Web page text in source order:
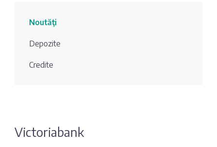
bancher
Fotografia
Comerțbank
Sondaj
Noutăţi
Depozite
Credite
Victoriabank